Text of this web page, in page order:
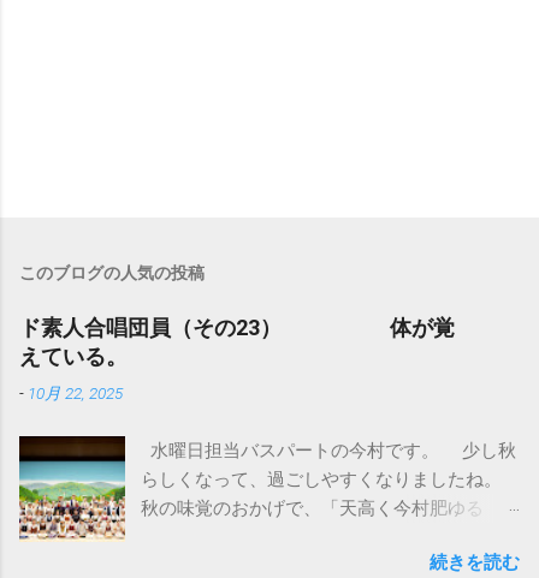
このブログの人気の投稿
ド素人合唱団員（その23） 体が覚
えている。
- 10月 22, 2025
水曜日担当バスパートの今村です。 少し秋
らしくなって、過ごしやすくなりましたね。
秋の味覚のおかげで、「天高く今村肥ゆる
ペラ「愛の妙薬の」本番です。 24 日金曜日
続きを読む